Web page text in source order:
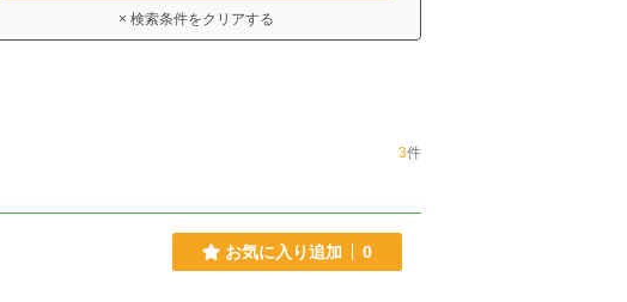
× 検索条件をクリアする
3件
お気に入り追加 0